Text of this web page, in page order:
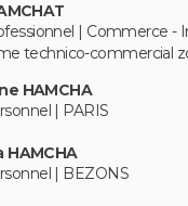
| Commerce -
technico-commercial
HAMCHA
| PARIS
HAMCHA
| BEZONS